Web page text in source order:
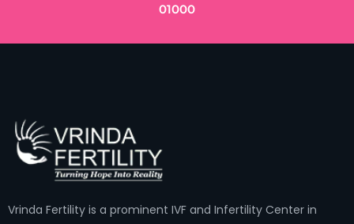
01000
Vrinda Fertility is a prominent IVF and Infertility Center in